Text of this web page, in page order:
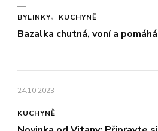
BYLINKY KUCHYNĚ
Bazalka chutná, voní a pomáhá
24.10.2023
KUCHYNĚ